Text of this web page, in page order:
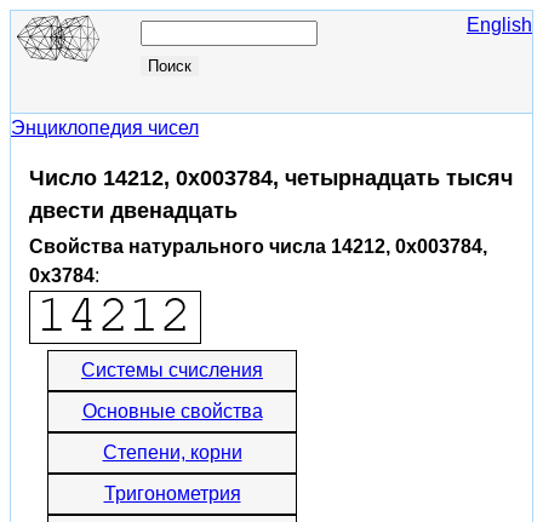
English
Энциклопедия чисел
Число 14212, 0x003784, четырнадцать тысяч
двести двенадцать
Свойства натурального числа 14212, 0x003784,
0x3784:
Системы счисления
Основные свойства
Степени, корни
Тригонометрия